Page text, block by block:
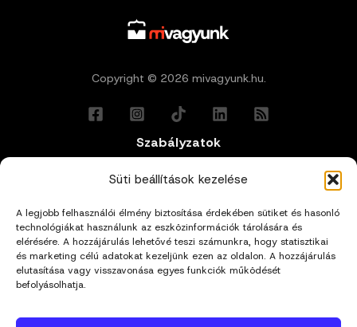
Süti beállítások kezelése
A legjobb felhasználói élmény biztosítása érdekében sütiket és hasonló
technológiákat használunk az eszközinformációk tárolására és
elérésére. A hozzájárulás lehetővé teszi számunkra, hogy statisztikai
és marketing célú adatokat kezeljünk ezen az oldalon. A hozzájárulás
elutasítása vagy visszavonása egyes funkciók működését
befolyásolhatja.
Copyright © 2026 mivagyunk.hu.
Szabályzatok
Általános Felhasználási Feltételek
Adatkezelési Tájékoztató
Impresszum